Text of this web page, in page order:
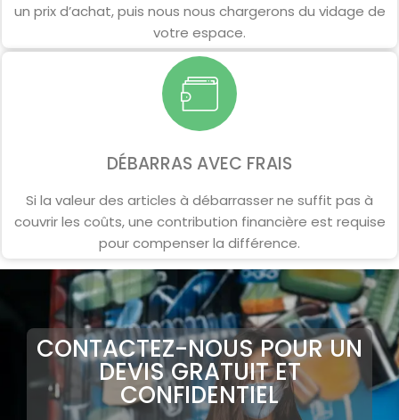
un prix d’achat, puis nous nous chargerons du vidage de
votre espace.
DÉBARRAS AVEC FRAIS
Si la valeur des articles à débarrasser ne suffit pas à
couvrir les coûts, une contribution financière est requise
pour compenser la différence.
CONTACTEZ-NOUS POUR UN
DEVIS GRATUIT ET
CONFIDENTIEL